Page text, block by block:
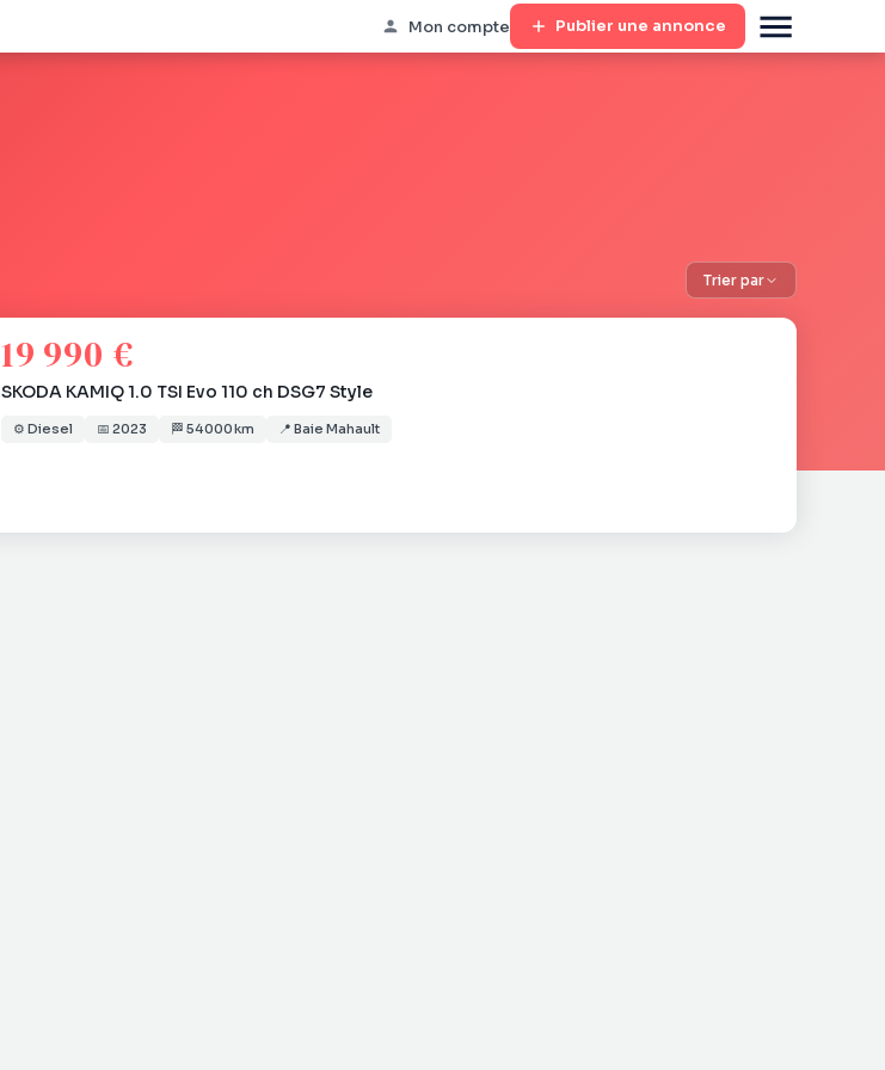
Mon compte Publier une annonce
Trier par
19 990 €
SKODA KAMIQ 1.0 TSI Evo 110 ch DSG7 Style
⚙️ Diesel 📅 2023 🏁 54 000 km 📍 Baie Mahault